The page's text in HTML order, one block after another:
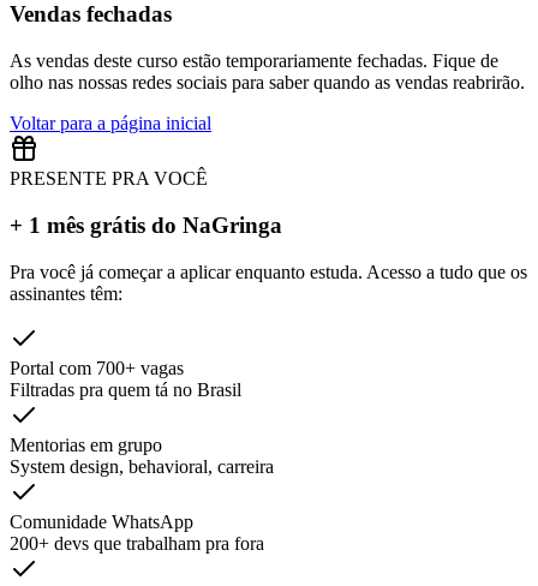
Vendas fechadas
As vendas deste curso estão temporariamente fechadas. Fique de
olho nas nossas redes sociais para saber quando as vendas reabrirão.
Voltar para a página inicial
PRESENTE PRA VOCÊ
+ 1 mês grátis do NaGringa
Pra você já começar a aplicar enquanto estuda. Acesso a tudo que os
assinantes têm:
Portal com 700+ vagas
Filtradas pra quem tá no Brasil
Mentorias em grupo
System design, behavioral, carreira
Comunidade WhatsApp
200+ devs que trabalham pra fora